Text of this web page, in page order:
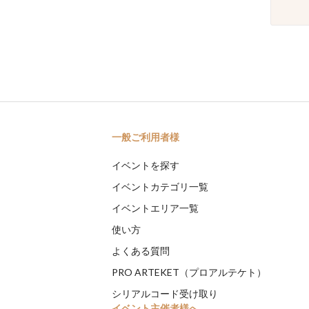
一般ご利用者様
イベントを探す
イベントカテゴリ一覧
イベントエリア一覧
使い方
よくある質問
PRO ARTEKET（プロアルテケト）
シリアルコード受け取り